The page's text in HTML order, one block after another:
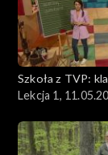
Szkoła z TVP:
Lekcja 1,